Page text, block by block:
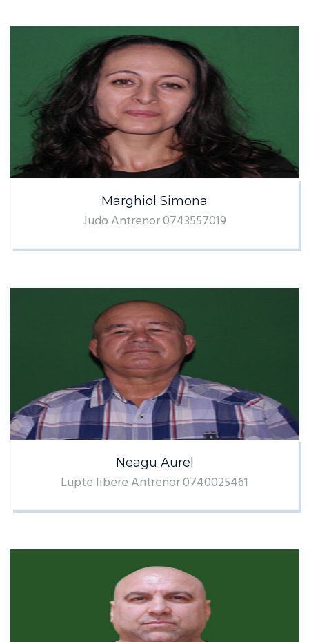
Marghiol Simona
Judo Antrenor 0743557019
Neagu Aurel
Lupte libere Antrenor 0740025461